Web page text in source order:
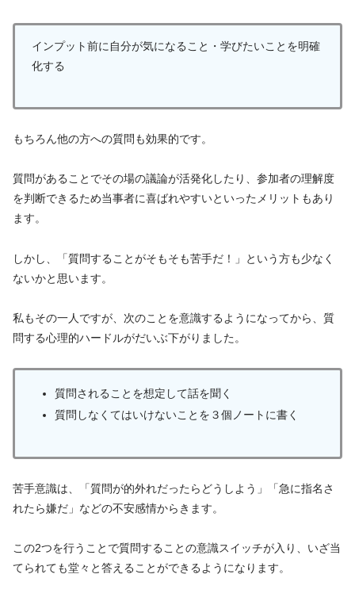
インプット前に自分が気になること・学びたいことを明確
化する
もちろん他の方への質問も効果的です。
質問があることでその場の議論が活発化したり、参加者の理解度
を判断できるため当事者に喜ばれやすいといったメリットもあり
ます。
しかし、「質問することがそもそも苦手だ！」という方も少なく
ないかと思います。
私もその一人ですが、次のことを意識するようになってから、質
問する心理的ハードルがだいぶ下がりました。
質問されることを想定して話を聞く
質問しなくてはいけないことを３個ノートに書く
苦手意識は、「質問が的外れだったらどうしよう」「急に指名さ
れたら嫌だ」などの不安感情からきます。
この2つを行うことで質問することの意識スイッチが入り、いざ当
てられても堂々と答えることができるようになります。